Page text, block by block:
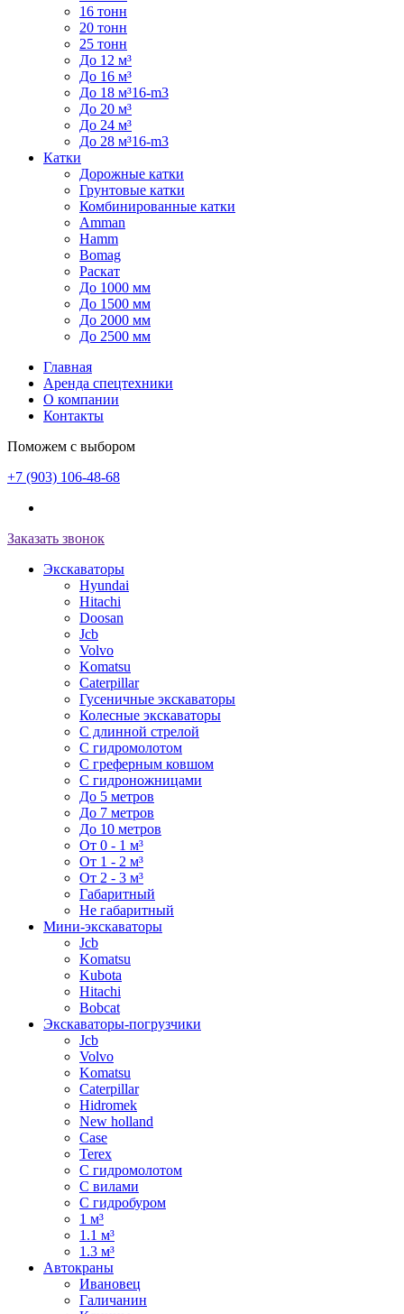
16 тонн
20 тонн
25 тонн
До 12 м³
До 16 м³
До 18 м³16-m3
До 20 м³
До 24 м³
До 28 м³16-m3
Катки
Дорожные катки
Грунтовые катки
Комбинированные катки
Amman
Hamm
Bomag
Раскат
До 1000 мм
До 1500 мм
До 2000 мм
До 2500 мм
Главная
Аренда спецтехники
О компании
Контакты
Поможем с выбором
+7 (903) 106-48-68
Заказать звонок
Экскаваторы
Hyundai
Hitachi
Doosan
Jcb
Volvo
Komatsu
Caterpillar
Гусеничные экскаваторы
Колесные экскаваторы
С длинной стрелой
С гидромолотом
С греферным ковшом
С гидроножницами
До 5 метров
До 7 метров
До 10 метров
От 0 - 1 м³
От 1 - 2 м³
От 2 - 3 м³
Габаритный
Не габаритный
Мини-экскаваторы
Jcb
Komatsu
Kubota
Hitachi
Bobcat
Экскаваторы-погрузчики
Jcb
Volvo
Komatsu
Caterpillar
Hidromek
New holland
Case
Terex
С гидромолотом
С вилами
С гидробуром
1 м³
1.1 м³
1.3 м³
Автокраны
Ивановец
Галичанин